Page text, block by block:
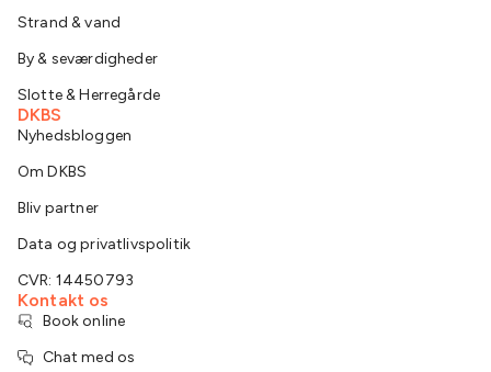
Strand & vand
By & seværdigheder
Slotte & Herregårde
DKBS
Nyhedsbloggen
Om DKBS
Bliv partner
Data og privatlivspolitik
CVR: 14450793
Kontakt os
Book online
Chat med os